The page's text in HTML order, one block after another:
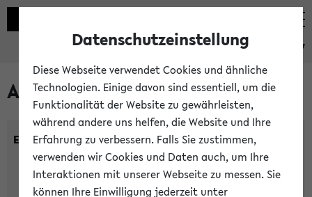
eKVV
Alle Lehrenden
Einrichtung:
Datenschutzeinstellung
Diese Webseite verwendet Cookies und ähnliche
Technologien. Einige davon sind essentiell, um die
Funktionalität der Website zu gewährleisten,
während andere uns helfen, die Website und Ihre
Erfahrung zu verbessern. Falls Sie zustimmen,
verwenden wir Cookies und Daten auch, um Ihre
Interaktionen mit unserer Webseite zu messen. Sie
können Ihre Einwilligung jederzeit unter